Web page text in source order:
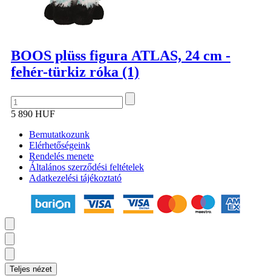
BOOS plüss figura ATLAS, 24 cm -
fehér-türkiz róka (1)
5 890 HUF
Bemutatkozunk
Elérhetőségeink
Rendelés menete
Általános szerződési feltételek
Adatkezelési tájékoztató